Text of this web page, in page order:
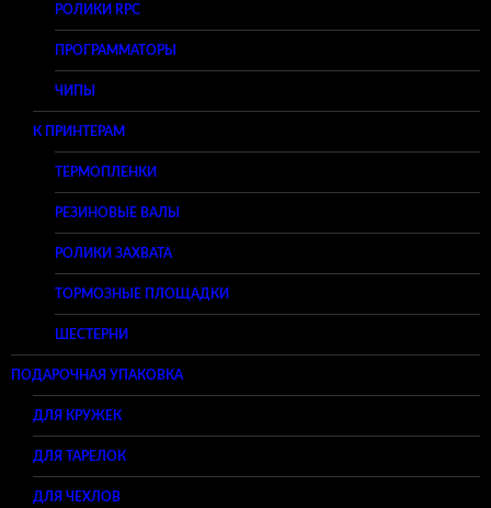
РОЛИКИ RPC
ПРОГРАММАТОРЫ
ЧИПЫ
К ПРИНТЕРАМ
ТЕРМОПЛЕНКИ
РЕЗИНОВЫЕ ВАЛЫ
РОЛИКИ ЗАХВАТА
ТОРМОЗНЫЕ ПЛОЩАДКИ
ШЕСТЕРНИ
ПОДАРОЧНАЯ УПАКОВКА
ДЛЯ КРУЖЕК
ДЛЯ ТАРЕЛОК
ДЛЯ ЧЕХЛОВ